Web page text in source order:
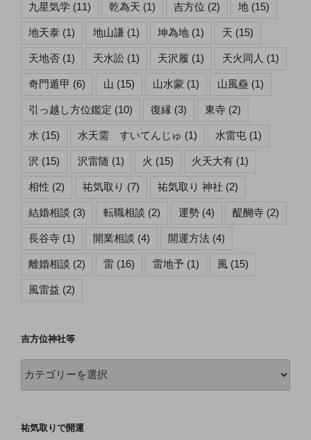
九星気学 (11) 乾為天 (1) 吉方位 (2) 地 (15)
地天泰 (1) 地山謙 (1) 坤為地 (1) 天 (15)
天地否 (1) 天水訟 (1) 天沢履 (1) 天火同人 (1)
奇門遁甲 (6) 山 (15) 山水蒙 (1) 山風蠱 (1)
引っ越し方位鑑定 (10) 復縁 (3) 東寺 (2)
水 (15) 水天需 すいてんじゅ (1) 水雷屯 (1)
沢 (15) 沢雷随 (1) 火 (15) 火天大有 (1)
相性 (2) 祐気取り (7) 祐気取り 神社 (2)
結婚相談 (3) 転職相談 (2) 運勢 (4) 醍醐寺 (2)
長谷寺 (1) 開業相談 (4) 開運方法 (4)
離婚相談 (2) 雷 (16) 雷地予 (1) 風 (15)
風雷益 (2)
吉方位神社等
社
祐気取りで開運